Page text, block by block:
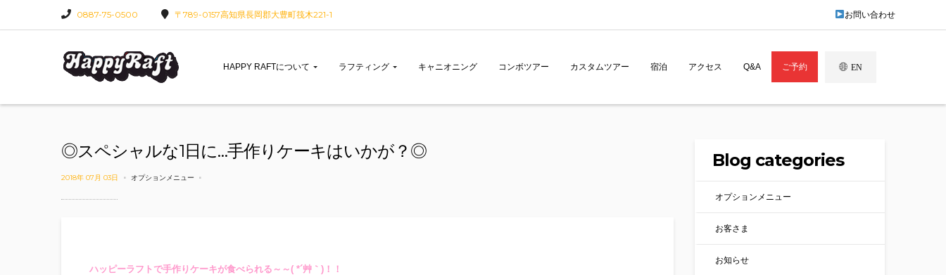
0887-75-0500 〒789-0157高知県長岡郡大豊町筏木221-1 お問い合わせ
HAPPY RAFTについて ラフティング キャニオニング コンボツアー カスタムツアー 宿泊 アクセス Q&A ご予約 EN
◎スペシャルな1日に…手作りケーキはいかが？◎
2018年 07月 03日 オプションメニュー
ハッピーラフトで手作りケーキが食べられる～～( *´艸｀)！！
Blog categories
オプションメニュー
お客さま
お知らせ